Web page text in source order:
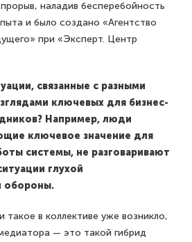
наладив бесперебойность
и было создано «Агентство
при «Эксперт. Центр
связанные с разными
ключевых для бизнес-
Например, люди
ключевое значение для
системы, не разговаривают
глухой
обороны.
в коллективе уже возникло,
— это такой гибрид